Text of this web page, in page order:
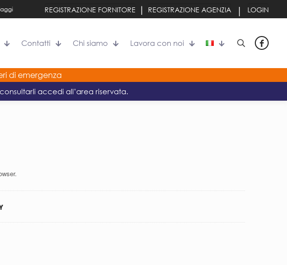
REGISTRAZIONE FORNITORE | REGISTRAZIONE AGENZIA | LOGIN
Contatti Chi siamo Lavora con noi
di emergenza
consultarli accedi all’area riservata.